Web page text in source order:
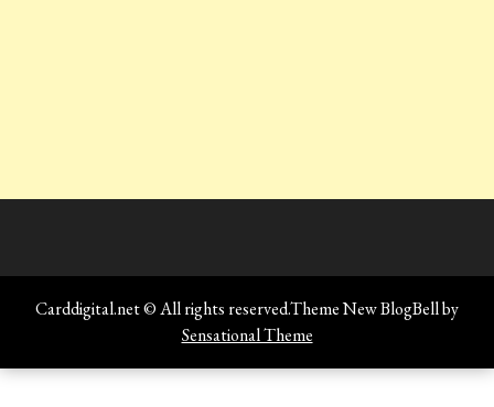
Carddigital.net © All rights reserved.Theme New BlogBell by
Sensational Theme